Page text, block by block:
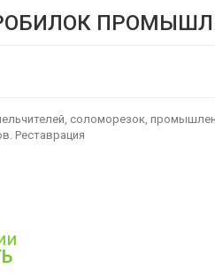
соломорезок,
Реставрация